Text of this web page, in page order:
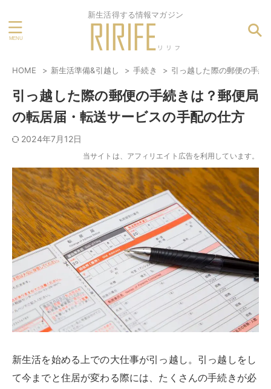
新生活得する情報マガジン
HOME 新生活準備&引越し 手続き 引っ越した際の郵便の手続
引っ越した際の郵便の手続きは？郵便局
の転居届・転送サービスの手配の仕方
2024年7月12日
当サイトは、アフィリエイト広告を利用しています。
新生活を始める上での大仕事が引っ越し。引っ越しをし
て今までと住居が変わる際には、たくさんの手続きが必